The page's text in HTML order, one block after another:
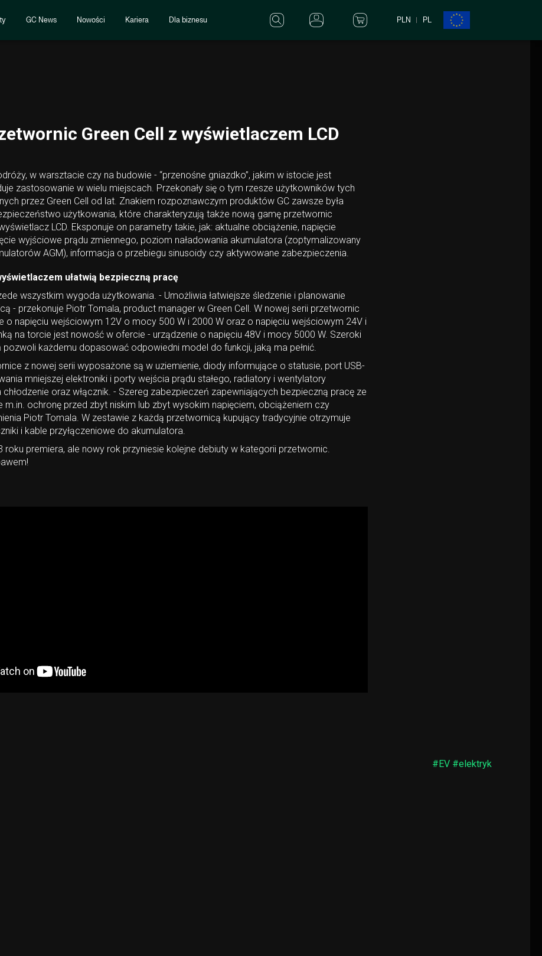
GC News Nowości Kariera Dla biznesu PLN PL
Green Cell z wyświetlaczem LCD
w warsztacie czy na budowie - “przenośne gniazdko”, jakim w istocie jest
zastosowanie w wielu miejscach. Przekonały się o tym rzesze użytkowników tych
przez Green Cell od lat. Znakiem rozpoznawczym produktów GC zawsze była
użytkowania, które charakteryzują także nową gamę przetwornic
LCD. Eksponuje on parametry takie, jak: aktualne obciążenie, napięcie
wyjściowe prądu zmiennego, poziom naładowania akumulatora (zoptymalizowany
AGM), informacja o przebiegu sinusoidy czy aktywowane zabezpieczenia.
ułatwią bezpieczną pracę
wszystkim wygoda użytkowania. - Umożliwia łatwiejsze śledzenie i planowanie
- przekonuje Piotr Tomala, product manager w Green Cell. W nowej serii przetwornic
o napięciu wejściowym 12V o mocy 500 W i 2000 W oraz o napięciu wejściowym 24V i
na torcie jest nowość w ofercie - urządzenie o napięciu 48V i mocy 5000 W. Szeroki
pozwoli każdemu dopasować odpowiedni model do funkcji, jaką ma pełnić.
z nowej serii wyposażone są w uziemienie, diody informujące o statusie, port USB-
mniejszej elektroniki i porty wejścia prądu stałego, radiatory i wentylatory
oraz włącznik. - Szereg zabezpieczeń zapewniających bezpieczną pracę ze
m.in. ochronę przed zbyt niskim lub zbyt wysokim napięciem, obciążeniem czy
Piotr Tomala. W zestawie z każdą przetwornicą kupujący tradycyjnie otrzymuje
i kable przyłączeniowe do akumulatora.
roku premiera, ale nowy rok przyniesie kolejne debiuty w kategorii przetwornic.
#EV #elektryk